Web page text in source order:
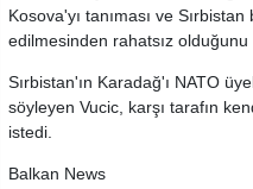
Kosova'yı tanıması ve Sırbistan
edilmesinden rahatsız olduğunu
Sırbistan'ın Karadağ'ı NATO
söyleyen Vucic, karşı tarafın
istedi.
Balkan News